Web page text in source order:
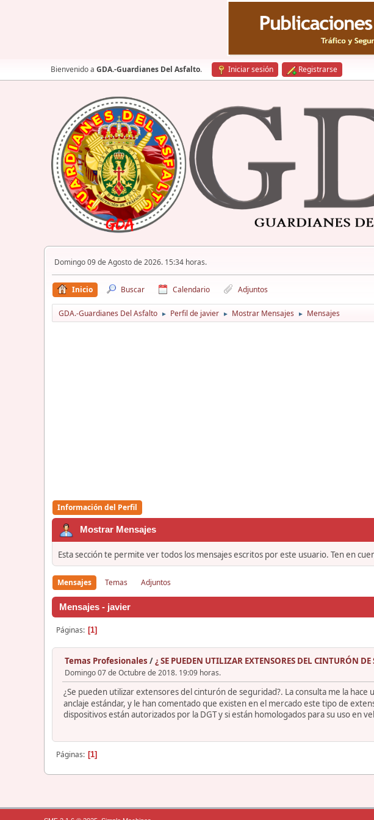
Bienvenido a GDA.-Guardianes Del Asfalto. Iniciar sesión Registrarse
Domingo 09 de Agosto de 2026. 15:34 horas.
Inicio Buscar Calendario Adjuntos
GDA.-Guardianes Del Asfalto ► Perfil de javier ► Mostrar Mensajes ► Mensajes
Información del Perfil
Mostrar Mensajes
Esta sección te permite ver todos los mensajes escritos por este usuario. Ten en
Mensajes Temas Adjuntos
Mensajes - javier
Páginas 1
Temas Profesionales /¿ SE PUEDEN UTILIZAR EXTENSORES DEL CINTURÓN DE
Domingo 07 de Octubre de 2018. 19:09 horas.
¿Se pueden utilizar extensores del cinturón de seguridad?. La consulta me la
anclaje estándar, y le han comentado que existen en el mercado este tipo de
dispositivos están autorizados por la DGT y si están homologados para su uso en
Páginas 1